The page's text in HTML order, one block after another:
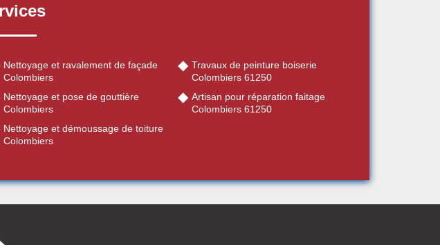
Nettoyage et ravalement de façade
Colombiers
Nettoyage et pose de gouttière
Colombiers
Nettoyage et démoussage de toiture
Colombiers
Travaux de peinture boiserie
Colombiers 61250
Artisan pour réparation faitage
Colombiers 61250